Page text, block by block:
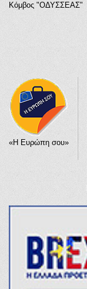
Κόμβος "ΟΔΥΣΣΕΑΣ"
«Η Ευρώπη σου»